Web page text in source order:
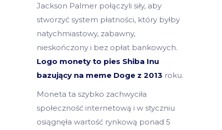
Jackson Palmer połączyli siły, aby
stworzyć system płatności, który byłby
natychmiastowy, zabawny,
nieskończony i bez opłat bankowych.
Logo monety to pies Shiba Inu
bazujący na meme Doge z 2013 roku.
Moneta ta szybko zachwyciła
społeczność internetową i w styczniu
osiągnęła wartość rynkową ponad 5